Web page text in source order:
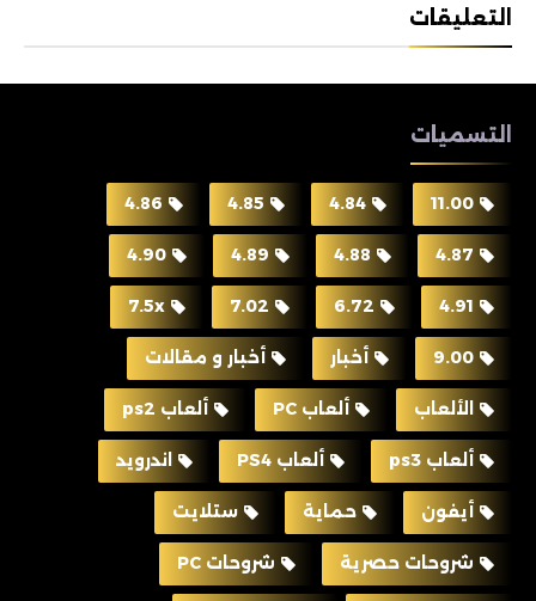
التعليقات
التسميات
11.00
4.84
4.85
4.86
4.87
4.88
4.89
4.90
4.91
6.72
7.02
7.5x
9.00 أخبار أخبار و مقالات
الألعاب ألعاب PC ألعاب ps2
ألعاب ps3 ألعاب PS4 اندرويد
أيفون حماية ستلايت
شروحات حصرية شروحات PC